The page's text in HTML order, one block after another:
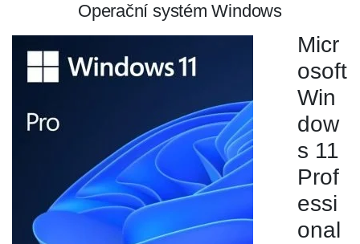
Operační systém Windows
Micr
osoft
Win
dow
s 11
Prof
essi
onal